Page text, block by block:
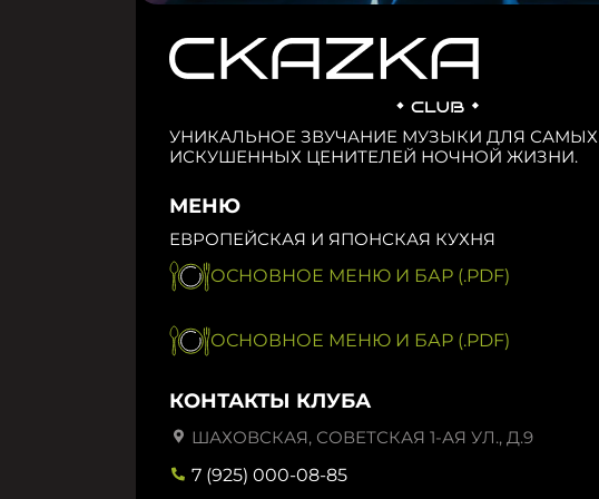
УНИКАЛЬНОЕ ЗВУЧАНИЕ МУЗЫКИ ДЛЯ САМЫХ
ИСКУШЕННЫХ ЦЕНИТЕЛЕЙ НОЧНОЙ ЖИЗНИ.
МЕНЮ
ЕВРОПЕЙСКАЯ И ЯПОНСКАЯ КУХНЯ
ОСНОВНОЕ МЕНЮ И БАР (.PDF)
ОСНОВНОЕ МЕНЮ И БАР (.PDF)
КОНТАКТЫ КЛУБА
ШАХОВСКАЯ, СОВЕТСКАЯ 1-АЯ УЛ., Д.9
7 (925) 000-08-85